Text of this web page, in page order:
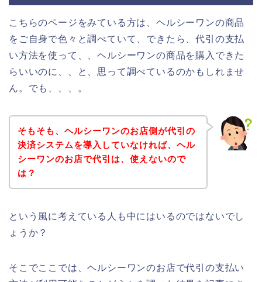
こちらのページをみている方は、ヘルシーワンの商品
をご自身で色々と調べていて、できたら、代引の支払
い方法を使って、、ヘルシーワンの商品を購入できた
らいいのに、、と、思って調べているのかもしれませ
ん。でも、、、。
そもそも、ヘルシーワンのお店側が代引の
決済システムを導入していなければ、ヘル
シーワンのお店で代引は、使えないので
は？
という風に考えている人も中にはいるのではないでし
ょうか？
そこでここでは、ヘルシーワンのお店で代引の支払い